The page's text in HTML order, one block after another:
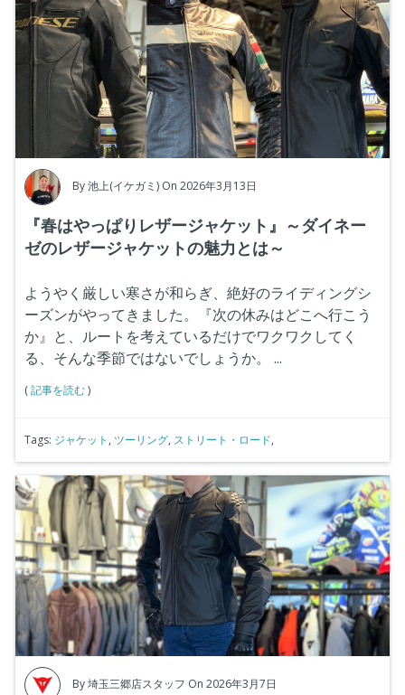
By池上(イケガミ) On 2026年3月13日
『春はやっぱりレザージャケット』～ダイネー
ゼのレザージャケットの魅力とは～
ようやく厳しい寒さが和らぎ、絶好のライディングシ
ーズンがやってきました。
『次の休みはどこへ行こう
か』 と、ルートを考えているだけでワクワクしてく
る、そんな季節ではないでしょうか。
...
(記事を読む)
Tags: ジャケット , ツーリング, ストリート・ロード,
By埼玉三郷店スタッフ On 2026年3月7日